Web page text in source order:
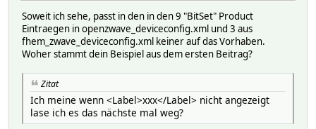
Soweit ich sehe, passt in den in den 9 "BitSet" Product
Eintraegen in openzwave_deviceconfig.xml und 3 aus
fhem_zwave_deviceconfig.xml keiner auf das Vorhaben.
Woher stammt dein Beispiel aus dem ersten Beitrag?
Zitat
Ich meine wenn <Label>xxx</Label> nicht angezeigt
lase ich es das nächste mal weg?